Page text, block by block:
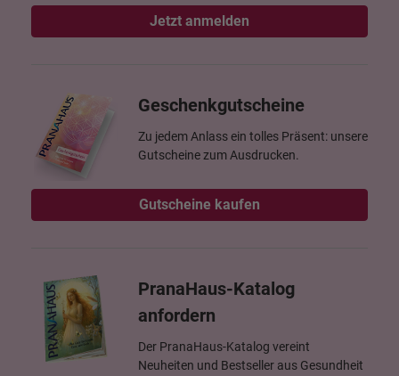
Jetzt anmelden
Geschenkgutscheine
Zu jedem Anlass ein tolles Präsent: unsere
Gutscheine zum Ausdrucken.
Gutscheine kaufen
PranaHaus-Katalog
anfordern
Der PranaHaus-Katalog vereint
Neuheiten und Bestseller aus Gesundheit